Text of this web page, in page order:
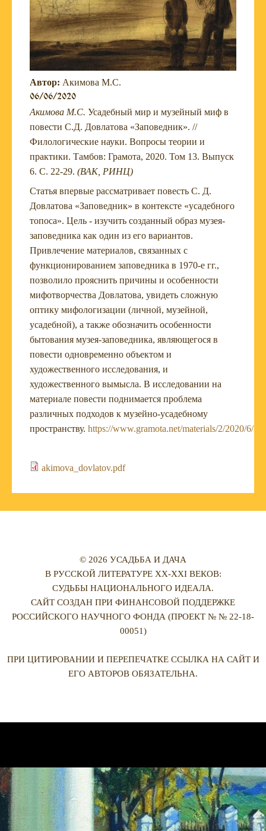
Автор: Акимова М.С.
06/06/2020
Акимова М.С. Усадебный мир и музейный миф в
повести С.Д. Довлатова «Заповедник». //
Филологические науки. Вопросы теории и
практики. Тамбов: Грамота, 2020. Том 13. Выпуск
6. C. 22-29. (ВАК, РИНЦ)
Статья впервые рассматривает повесть С. Д.
Довлатова «Заповедник» в контексте «усадебного
топоса». Цель - изучить созданный образ музея-
заповедника как один из его вариантов.
Привлечение материалов, связанных с
функционированием заповедника в 1970-е гг.,
позволило прояснить причины и особенности
мифотворчества Довлатова, увидеть сложную
оптику мифологизации (личной, музейной,
усадебной), а также обозначить особенности
бытования музея-заповедника, являющегося в
повести одновременно объектом и
художественного исследования, и
художественного вымысла. В исследовании на
материале повести поднимается проблема
различных подходов к музейно-усадебному
пространству. https://www.gramota.net/materials/2/2020/6/
akimova_dovlatov.pdf
© 2026 УСАДЬБА И ДАЧА
В РУССКОЙ ЛИТЕРАТУРЕ XX-XXI ВЕКОВ:
СУДЬБЫ НАЦИОНАЛЬНОГО ИДЕАЛА.
САЙТ СОЗДАН ПРИ ФИНАНСОВОЙ ПОДДЕРЖКЕ
РОССИЙСКОГО НАУЧНОГО ФОНДА (ПРОЕКТ № № 22-18-
00051)
ПРИ ЦИТИРОВАНИИ И ПЕРЕПЕЧАТКЕ ССЫЛКА НА САЙТ И
ЕГО АВТОРОВ ОБЯЗАТЕЛЬНА.